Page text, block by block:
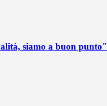
siamo a buon punto"